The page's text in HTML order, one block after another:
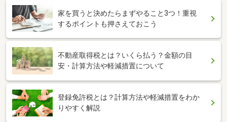
家を買うと決めたらまずやること3つ！重視
するポイントも押さえておこう
不動産取得税とは？いくら払う？金額の目
安・計算方法や軽減措置について
登録免許税とは？計算方法や軽減措置をわか
りやすく解説